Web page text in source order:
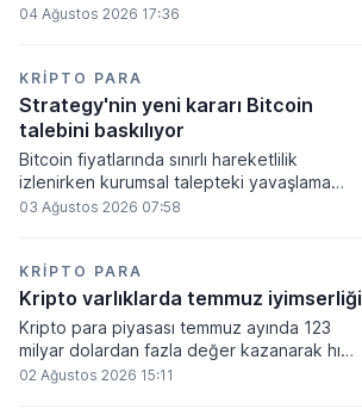
kripto varlıkların kullanımına onay veren
elde edilen dijital paraların belirli şartlar
altında dolaşımına ve menkul kıymet
alımlarında kullanılmasına olanak sağlanıyor.
04 Ağustos 2026 17:36
KRIPTO PARA
Strategy'nin yeni kararı Bitcoin
talebini baskılıyor
Bitcoin fiyatlarında sınırlı hareketlilik
izlenirken kurumsal talepteki yavaşlama
piyasa dinamiklerini etkiliyor. ABD Merkez
çalışmalarındaki belirsizliklerle baskı altında
kalmaya devam ediyor.
03 Ağustos 2026 07:58
KRIPTO PARA
Kripto varlıklarda temmuz iyimserliği
Kripto para piyasası temmuz ayında 123
milyar dolardan fazla değer kazanarak hızlı
bir toparlanma sürecine girdi. Bitcoin ve
02 Ağustos 2026 15:11